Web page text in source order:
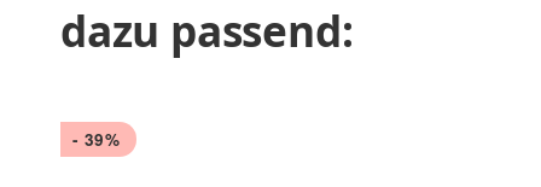
dazu passend:
- 39%